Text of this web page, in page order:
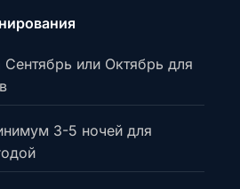
Сентябрь или Октябрь для
3-5 ночей для